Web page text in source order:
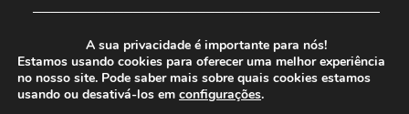
──────────────────────────────────────
A sua privacidade é importante para nós!
Estamos usando cookies para oferecer uma melhor experiência
no nosso site. Pode saber mais sobre quais cookies estamos
usando ou desativá-los em configurações.